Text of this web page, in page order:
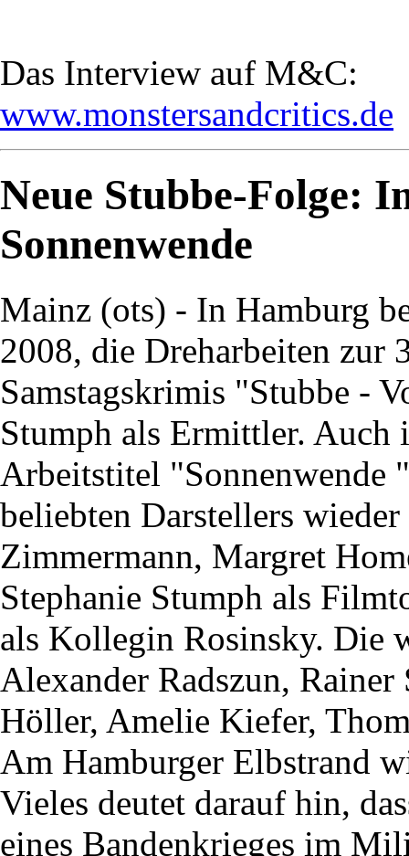
Das Interview auf M&C:
www.monstersandcritics.de
Neue Stubbe-Folge:
Sonnenwende
Mainz (ots) - In Hamburg
2008, die Dreharbeiten zur
Samstagskrimis "Stubbe -
Stumph als Ermittler. Auch
Arbeitstitel "Sonnenwende
beliebten Darstellers
Zimmermann, Margret
Stephanie Stumph als
als Kollegin Rosinsky. Die
Alexander Radszun,
Höller, Amelie Kiefer,
Am Hamburger Elbstrand
Vieles deutet darauf hin,
eines Bandenkrieges im